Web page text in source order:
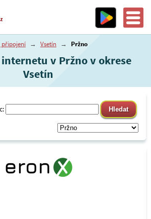
připojení → Vsetín → Pržno
v Pržno v okrese
Vsetín